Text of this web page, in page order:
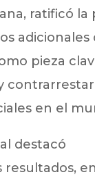
ratificó la
adicionales
pieza
contrarrestar
en el
destacó
resultados,